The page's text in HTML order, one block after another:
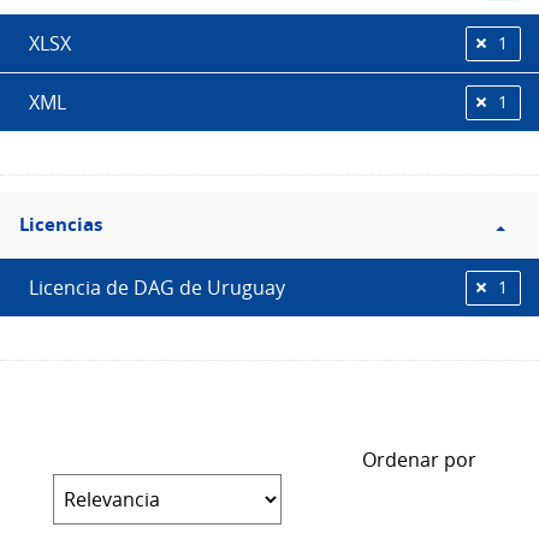
XLSX 1
XML 1
Filtro
Licencias
Licencias
Licencia de DAG de Uruguay 1
Ordenar por